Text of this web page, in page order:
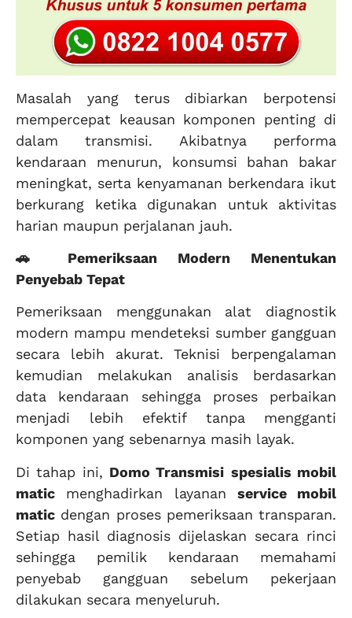
Masalah yang terus dibiarkan berpotensi
mempercepat keausan komponen penting di
dalam transmisi. Akibatnya performa
kendaraan menurun, konsumsi bahan bakar
meningkat, serta kenyamanan berkendara ikut
berkurang ketika digunakan untuk aktivitas
harian maupun perjalanan jauh.
🚗 Pemeriksaan Modern Menentukan
Penyebab Tepat
Pemeriksaan menggunakan alat diagnostik
modern mampu mendeteksi sumber gangguan
secara lebih akurat. Teknisi berpengalaman
kemudian melakukan analisis berdasarkan
data kendaraan sehingga proses perbaikan
menjadi lebih efektif tanpa mengganti
komponen yang sebenarnya masih layak.
Di tahap ini, Domo Transmisi spesialis mobil
matic menghadirkan layanan service mobil
matic dengan proses pemeriksaan transparan.
Setiap hasil diagnosis dijelaskan secara rinci
sehingga pemilik kendaraan memahami
penyebab gangguan sebelum pekerjaan
dilakukan secara menyeluruh.